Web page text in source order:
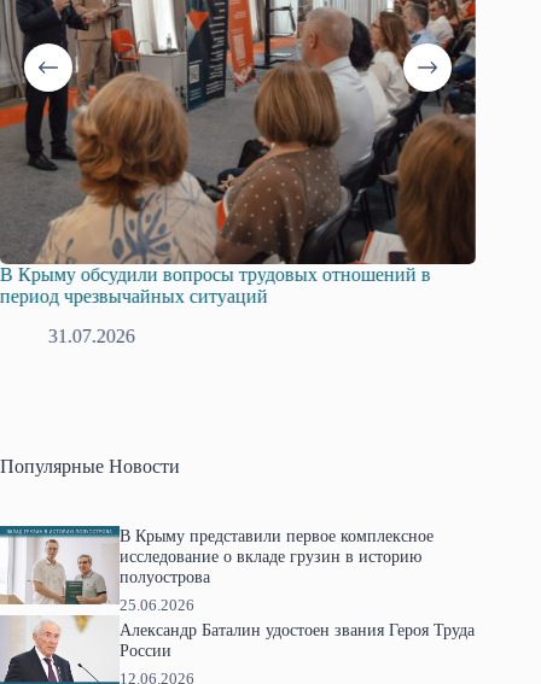
Русская община Крыма и Федерация независимых
профсоюзов Крыма укрепляют сотрудничество
28.07.2026
Популярные Новости
В Крыму представили первое комплексное
исследование о вкладе грузин в историю
полуострова
25.06.2026
Александр Баталин удостоен звания Героя Труда
России
12.06.2026